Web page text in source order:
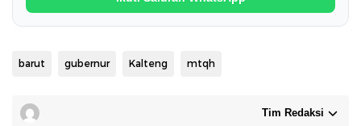
barut gubernur Kalteng mtqh
Tim Redaksi